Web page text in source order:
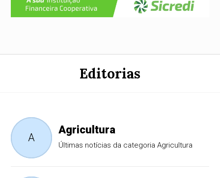
Editorias
A
Agricultura
Últimas notícias da categoria Agricultura